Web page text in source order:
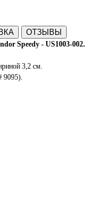
ОТЗЫВЫ
Speedy - US1003-002.
3,2 см.
9095).